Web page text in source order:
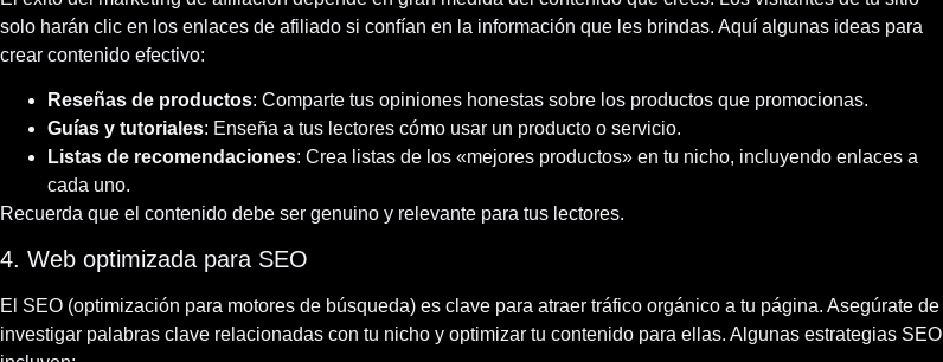
solo harán clic en los enlaces de afiliado si confían en la información que les brindas. Aquí algunas ideas para
crear contenido efectivo:
Reseñas de productos: Comparte tus opiniones honestas sobre los productos que promocionas.
Guías y tutoriales: Enseña a tus lectores cómo usar un producto o servicio.
Listas de recomendaciones: Crea listas de los «mejores productos» en tu nicho, incluyendo enlaces a
cada uno.
Recuerda que el contenido debe ser genuino y relevante para tus lectores.
4. Web optimizada para SEO
El SEO (optimización para motores de búsqueda) es clave para atraer tráfico orgánico a tu página. Asegúrate de
investigar palabras clave relacionadas con tu nicho y optimizar tu contenido para ellas. Algunas estrategias SEO